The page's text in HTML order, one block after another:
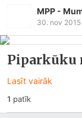
MPP -
30. nov
Piparkūku
Lasīt vairāk
1 patīk